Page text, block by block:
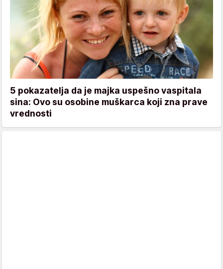
5 pokazatelja da je majka uspešno vaspitala
sina: Ovo su osobine muškarca koji zna prave
vrednosti